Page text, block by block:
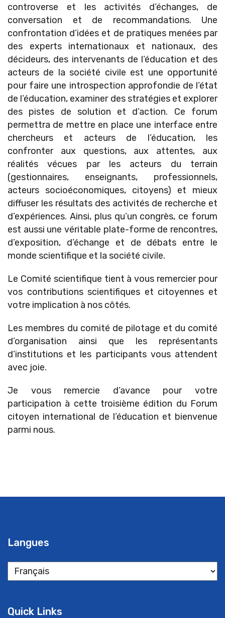
controverse et les activités d’échanges, de
conversation et de recommandations. Une
confrontation d’idées et de pratiques menées par
des experts internationaux et nationaux, des
décideurs, des intervenants de l’éducation et des
acteurs de la société civile est une opportunité
pour faire une introspection approfondie de l’état
de l’éducation, examiner des stratégies et explorer
des pistes de solution et d’action. Ce forum
permettra de mettre en place une interface entre
chercheurs et acteurs de l’éducation, les
confronter aux questions, aux attentes, aux
réalités vécues par les acteurs du terrain
(gestionnaires, enseignants, professionnels,
acteurs socioéconomiques, citoyens) et mieux
diffuser les résultats des activités de recherche et
d’expériences. Ainsi, plus qu’un congrès, ce forum
est aussi une véritable plate-forme de rencontres,
d’exposition, d’échange et de débats entre le
monde scientifique et la société civile.
Le Comité scientifique tient à vous remercier pour
vos contributions scientifiques et citoyennes et
votre implication à nos côtés.
Les membres du comité de pilotage et du comité
d’organisation ainsi que les représentants
d’institutions et les participants vous attendent
avec joie.
Je vous remercie d’avance pour votre
participation à cette troisième édition du Forum
citoyen international de l’éducation et bienvenue
parmi nous.
Langues
Langues
Quick Links